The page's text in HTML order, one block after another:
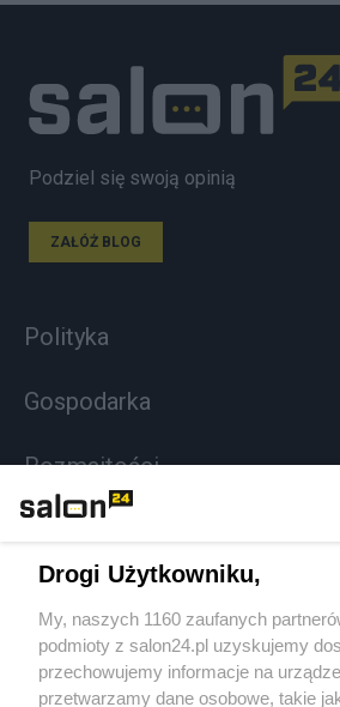
Podziel się swoją opinią
ZAŁÓŻ BLOG
Polityka
Gospodarka
Rozmaitości
Sport
Społeczeństwo
Drogi Użytkowniku,
My, naszych 1160 zaufanych
podmioty z salon24.pl uzyskujemy
przechowujemy informacje na
przetwarzamy dane osobowe, takie